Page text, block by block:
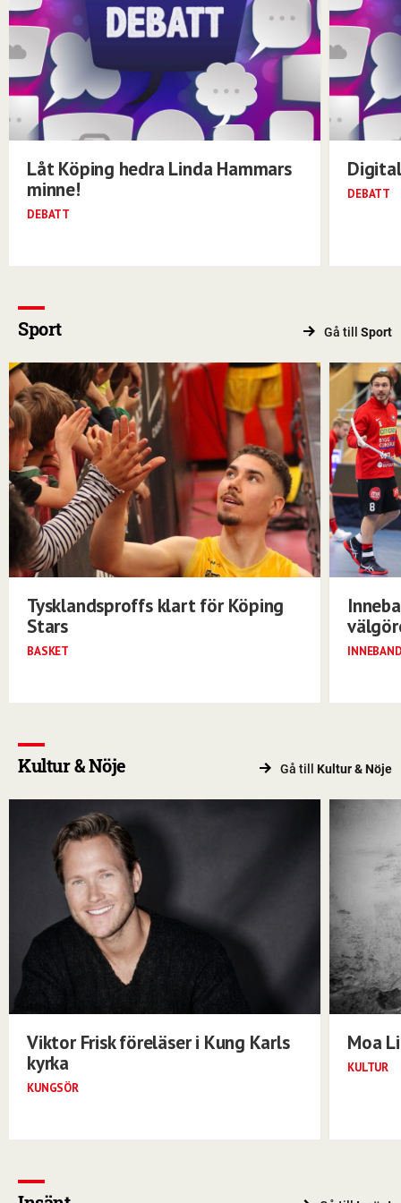
Låt Köping hedra Linda Hammars
minne!
DEBATT
DEBATT
Sport Gå till Sport
Tysklandsproffs klart för Köping
Stars
BASKET
Kultur & Nöje Gå till Kultur & Nöje
Viktor Frisk föreläser i Kung Karls
kyrka
KUNGSÖR
Moa
KULTUR